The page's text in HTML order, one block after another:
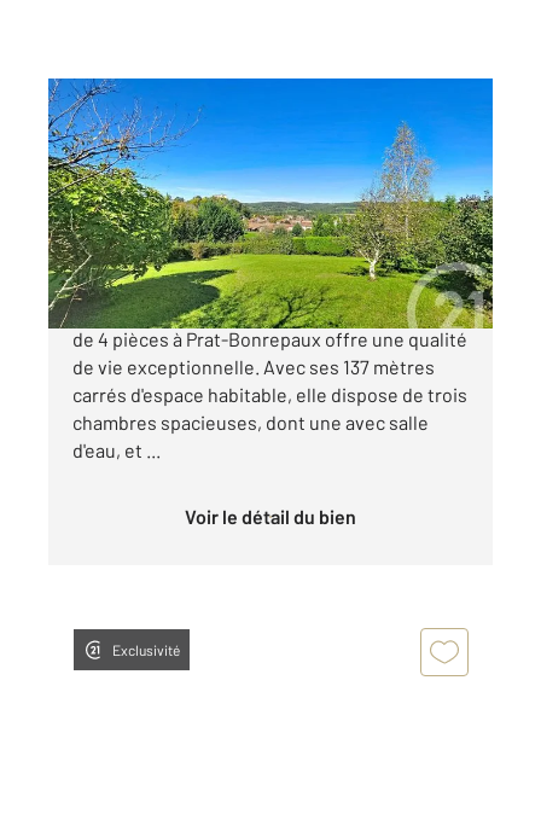
PRAT BONREPAUX 09
137 m2, 4 pièces
Ref : 13555
Maison à vendre
187 000 €
Dans un cadre calme et apaisant, cette maison
de 4 pièces à Prat-Bonrepaux offre une qualité
de vie exceptionnelle. Avec ses 137 mètres
carrés d'espace habitable, elle dispose de trois
chambres spacieuses, dont une avec salle
d'eau, et ...
Voir le détail du bien
Exclusivité